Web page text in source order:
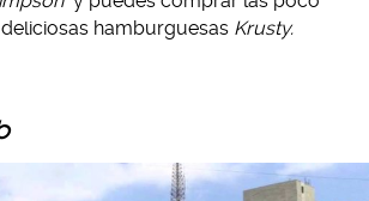
hamburguesas Krusty.